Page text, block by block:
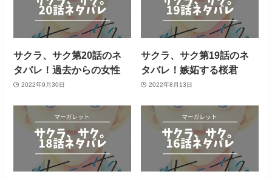
サクラ、サク第20話のネ
タバレ！過去からの女性
2022年9月30日
サクラ、サク第19話のネ
タバレ！嫉妬する桜君
2022年8月13日